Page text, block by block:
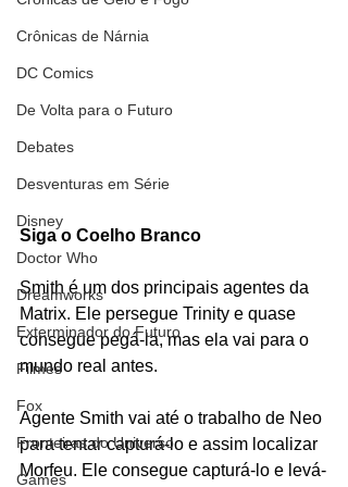
Crônicas de Nárnia
DC Comics
De Volta para o Futuro
Debates
Desventuras em Série
Disney
Doctor Who
Dreamworks
Exterminador do Futuro
Filmes
Fox
Fronteiras do Universo
Games
Siga o Coelho Branco
Smith é um dos principais agentes da
Matrix. Ele persegue Trinity e quase
consegue pegá-la, mas ela vai para o
mundo real antes.
Agente Smith vai até o trabalho de Neo
para tentar capturá-lo e assim localizar
Morfeu. Ele consegue capturá-lo e levá-